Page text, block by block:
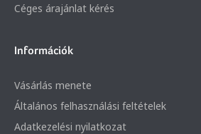
Céges árajánlat kérés
Információk
Vásárlás menete
Általános felhasználási feltételek
Adatkezelési nyilatkozat